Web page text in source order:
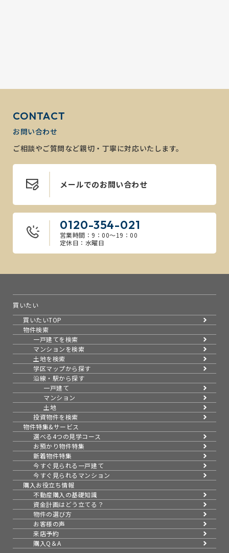
CONTACT
お問い合わせ
ご相談やご質問など親切・丁寧に対応いたします。
メールでのお問い合わせ
0120-354-021
営業時間：9：00～19：00
定休日：水曜日
買いたい
買いたいTOP
物件検索
一戸建てを検索
マンションを検索
土地を検索
学区マップから探す
沿線・駅から探す
一戸建て
マンション
土地
投資物件を検索
物件特集&サービス
選べる4つの見学コース
お預かり物件特集
新着物件特集
今すぐ見られる一戸建て
今すぐ見られるマンション
購入お役立ち情報
不動産購入の基礎知識
資金計画はどう立てる？
物件の選び方
お客様の声
来店予約
購入Q＆A